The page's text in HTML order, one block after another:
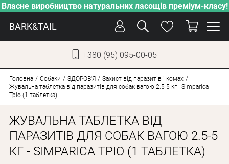
Власне виробництво натуральних ласощів преміум-класу!
BARK&TAIL
+380 (95) 095-00-05
ПІКЛУВАННЯ
ВІД СПЕКИ
ВЛАСНЕ ВИРОБНИЦТВО
Головна Собаки ЗДОРОВ'Я
Захист від паразитів і комах
Жувальна таблетка від паразитів для собак вагою 2.5-5 кг - Simparica
Тріо (1 таблетка)
ЖУВАЛЬНА ТАБЛЕТКА ВІД
ПАРАЗИТІВ ДЛЯ СОБАК ВАГОЮ 2.5-5
КГ - SIMPARICA ТРІО (1 ТАБЛЕТКА)